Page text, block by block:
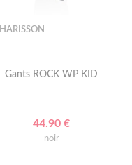
HARISSON
Gants ROCK WP KID
44.90 €
noir